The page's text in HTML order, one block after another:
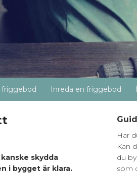
Inreda en friggebod
skydda
i bygget är klara.
Har
Kan
du
som